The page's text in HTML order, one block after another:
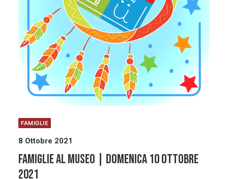
FAMIGLIE
8 Ottobre 2021
Famiglie al Museo | Domenica 10 ottobre
2021